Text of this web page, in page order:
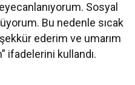
Sosyal
Bu nedenle sıcak
ederim ve umarım
ifadelerini kullandı.